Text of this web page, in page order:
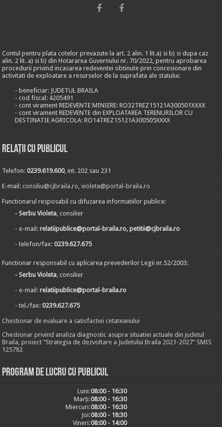
Contul pentru plata cotelor prevazute la art. 2 alin. 1 lit.a) si b) si dupa caz
alin. 2 lit. a) si b) din Hotararea Guvernului nr. 70/2022, pentru aprobarea
procedurii privind incasarea redeventei obtinute prin concesionare din
activitati de exploatare a resurselor de la suprafata ale statului:
- beneficiar: JUDETUL BRAILA
- cod fiscal: 4205491
- cont virament REDEVENTE MINIERE: RO32TREZ15121A300501XXXX
- cont virament REDEVENTE din EXPLOATAREA TERENURILOR CU
DESTINATIE AGRICOLA: RO14TREZ15121A300505XXXX
Relații cu publicul
Telefon:0239.619.600, int. 202 sau 231
E-mail:consiliu@cjbraila.ro,violeta@portal-braila.ro
Functionarul resposabil cu difuzarea informatiilor publice:
- Serbu Violeta, consilier
- e-mail:relatiipublice@portal-braila.ro, petitii@cjbraila.ro
- telefon/fax:0239.627.675
Functionar responsabil cu aplicarea prevederilor Legii nr.52/2003:
- Serbu Violeta, consilier
- e-mail:relatiipublice@portal-braila.ro
- tel./fax:0239.627.675
Chestionar de evaluare a satisfactiei cetateanului
Chestionar privind analiza diagnostic asupra situatiei actuale din judetul
Braila, proiect "Strategia de dezvoltare a Judetului Braila 2021-2027" SMIS
125782
Program de lucru cu publicul
Luni:08:00 - 16:30
Marți:08:00 - 16:30
Miercuri:08:00 - 16:30
Joi:08:00 - 18:30
Vineri:08:00 - 14:00